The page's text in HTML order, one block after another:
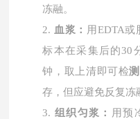
冻融。
2. 血浆： 用 EDTA或
标本在采集后的30
钟，取上清即可检测
存，但应避免反复冻
3. 组织匀浆： 用预